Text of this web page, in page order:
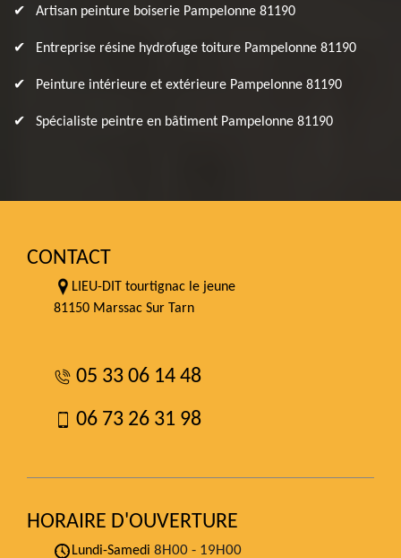
Artisan peinture boiserie Pampelonne 81190
Entreprise résine hydrofuge toiture Pampelonne 81190
Peinture intérieure et extérieure Pampelonne 81190
Spécialiste peintre en bâtiment Pampelonne 81190
CONTACT
LIEU-DIT tourtignac le jeune
81150 Marssac Sur Tarn
05 33 06 14 48
06 73 26 31 98
HORAIRE D'OUVERTURE
Lundi-Samedi 8H00 - 19H00